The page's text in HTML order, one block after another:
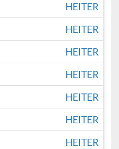
HEITER
HEITER
HEITER
HEITER
HEITER
HEITER
HEITER